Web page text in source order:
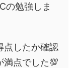
の勉強しま
点したか確認
満点でした💯